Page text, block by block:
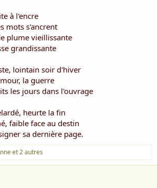
à l'encre
mots s'ancrent
plume vieillissante
grandissante
lointain soir d'hiver
la guerre
les jours dans l'ouvrage
heurte la fin
faible face au destin
sa dernière page.
et 2 autres